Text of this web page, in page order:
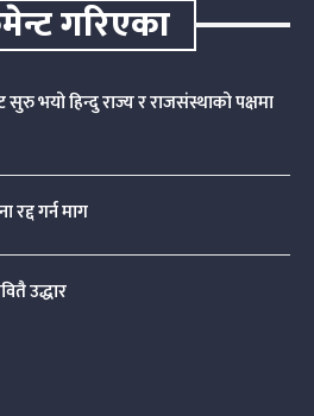
गरिएका
सुरु भयो हिन्दु राज्य र राजसंस्थाको पक्षमा
गर्न माग
उद्धार